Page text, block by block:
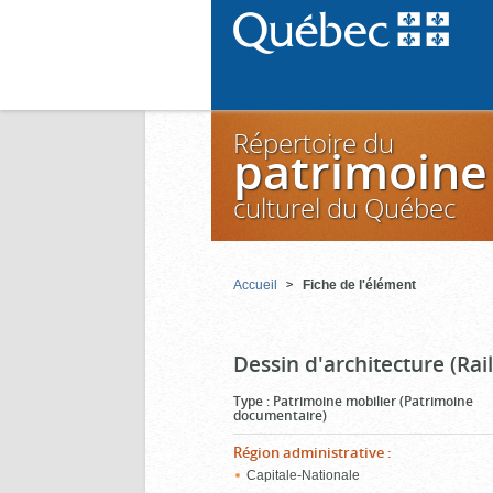
Répertoire du
patrimoine
culturel du Québec
Accueil Fiche de l'élément
Dessin d'architecture
Type : Patrimoine mobilier (Patrimoine
documentaire)
Région administrative :
Capitale-Nationale